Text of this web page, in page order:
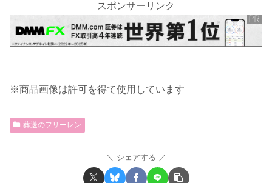
スポンサーリンク
※商品画像は許可を得て使用しています
葬送のフリーレン
シェアする